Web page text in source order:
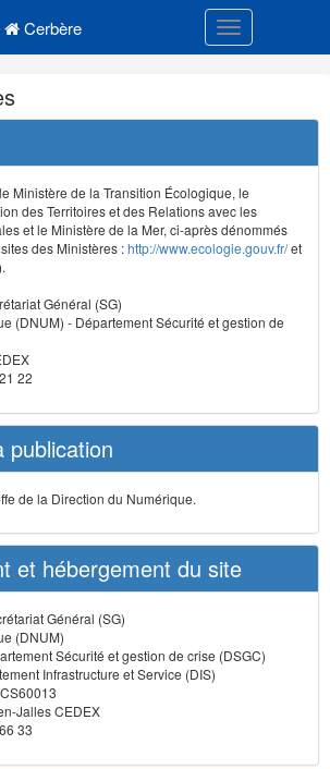
Cerbère Toggle
Ministère de la Transition Écologique, le
des Territoires et des Relations avec les
et le Ministère de la Mer, ci-après dénommés
des Ministères :http://www.ecologie.gouv.fr/et
Général (SG)
(DNUM) - Département Sécurité et gestion de
22
publication
de la Direction du Numérique.
et hébergement du site
Général (SG)
(DNUM)
Sécurité et gestion de crise (DSGC)
Infrastructure et Service (DIS)
Jalles CEDEX
33